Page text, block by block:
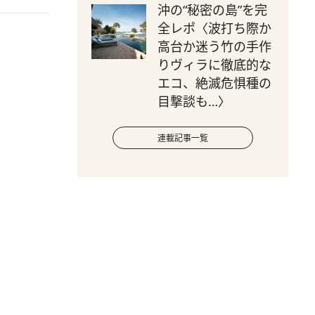
沖の“秘密の島”を完
全レポ〈波打ち際か
高台か迷う竹の手作
りヴィラに徹底的な
エコ、絶滅危惧種の
目撃談も…〉
連載記事一覧